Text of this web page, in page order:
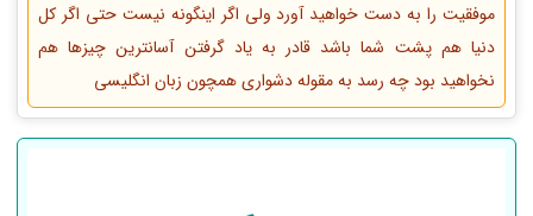
موفقیت را به دست خواهید آورد ولی اگر اینگونه نیست حتی اگر کل
دنیا هم پشت شما باشد قادر به یاد گرفتن آسانترین چیزها هم
نخواهید بود چه رسد به مقوله دشواری همچون زبان انگلیسی